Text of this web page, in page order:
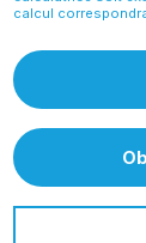
calcul